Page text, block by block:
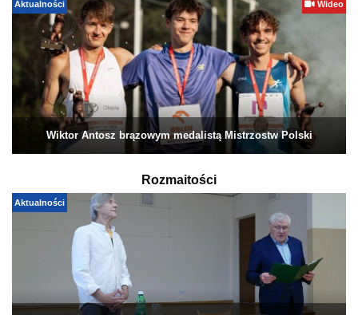
Aktualności Wideo
Wiktor Antosz brązowym medalistą Mistrzostw Polski
Rozmaitości
Aktualności